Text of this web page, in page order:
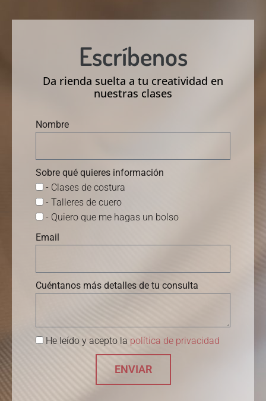
Escríbenos
Da rienda suelta a tu creatividad en
nuestras clases
Nombre
Sobre qué quieres información
- Clases de costura
- Talleres de cuero
- Quiero que me hagas un bolso
Email
Cuéntanos más detalles de tu consulta
He leído y acepto la política de privacidad
ENVIAR